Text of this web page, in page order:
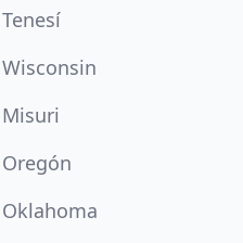
Tenesí
Wisconsin
Misuri
Oregón
Oklahoma